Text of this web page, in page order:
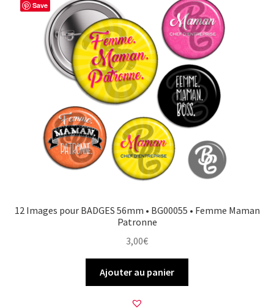
Save
12 Images pour BADGES 56mm • BG00055 • Femme Maman
Patronne
3,00€
Ajouter au panier